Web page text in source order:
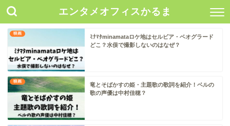
エンタメオフィスかるま
映画
ﾐﾅﾏﾀminamataロケ地はセルビア・ベオグラード
どこ？水俣で撮影しないのはなぜ？
映画
竜とそばかすの姫・主題歌の歌詞を紹介！ベルの
歌の声優は中村佳穂？